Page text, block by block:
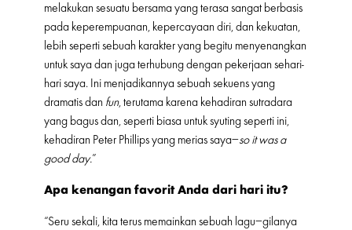
melakukan sesuatu bersama yang terasa sangat berbasis
pada keperempuanan, kepercayaan diri, dan kekuatan,
lebih seperti sebuah karakter yang begitu menyenangkan
untuk saya dan juga terhubung dengan pekerjaan sehari-
hari saya. Ini menjadikannya sebuah sekuens yang
dramatis dan fun, terutama karena kehadiran sutradara
yang bagus dan, seperti biasa untuk syuting seperti ini,
kehadiran Peter Phillips yang merias saya–so it was a
good day.”
Apa kenangan favorit Anda dari hari itu?
“Seru sekali, kita terus memainkan sebuah lagu–gilanya